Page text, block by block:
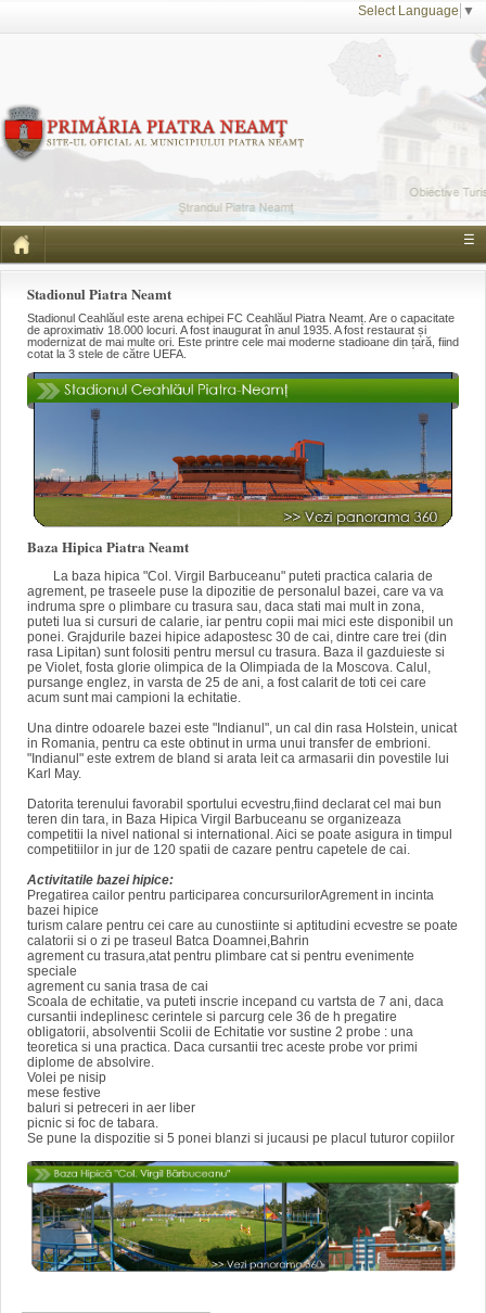
Select Language ▼
☰
Stadionul Piatra Neamt
Stadionul Ceahlăul este arena echipei FC Ceahlăul Piatra Neamț. Are o capacitate
de aproximativ 18.000 locuri. A fost inaugurat în anul 1935. A fost restaurat și
modernizat de mai multe ori. Este printre cele mai moderne stadioane din țară, fiind
cotat la 3 stele de către UEFA.
Baza Hipica Piatra Neamt
La baza hipica "Col. Virgil Barbuceanu" puteti practica calaria de
agrement, pe traseele puse la dipozitie de personalul bazei, care va va
indruma spre o plimbare cu trasura sau, daca stati mai mult in zona,
puteti lua si cursuri de calarie, iar pentru copii mai mici este disponibil un
ponei. Grajdurile bazei hipice adapostesc 30 de cai, dintre care trei (din
rasa Lipitan) sunt folositi pentru mersul cu trasura. Baza il gazduieste si
pe Violet, fosta glorie olimpica de la Olimpiada de la Moscova. Calul,
pursange englez, in varsta de 25 de ani, a fost calarit de toti cei care
acum sunt mai campioni la echitatie.
Una dintre odoarele bazei este "Indianul", un cal din rasa Holstein, unicat
in Romania, pentru ca este obtinut in urma unui transfer de embrioni.
"Indianul" este extrem de bland si arata leit ca armasarii din povestile lui
Karl May.
Datorita terenului favorabil sportului ecvestru,fiind declarat cel mai bun
teren din tara, in Baza Hipica Virgil Barbuceanu se organizeaza
competitii la nivel national si international. Aici se poate asigura in timpul
competitiilor in jur de 120 spatii de cazare pentru capetele de cai.
Activitatile bazei hipice:
Pregatirea cailor pentru participarea concursurilorAgrement in incinta
bazei hipice
turism calare pentru cei care au cunostiinte si aptitudini ecvestre se poate
calatorii si o zi pe traseul Batca Doamnei,Bahrin
agrement cu trasura,atat pentru plimbare cat si pentru evenimente
speciale
agrement cu sania trasa de cai
Scoala de echitatie, va puteti inscrie incepand cu vartsta de 7 ani, daca
cursantii indeplinesc cerintele si parcurg cele 36 de h pregatire
obligatorii, absolventii Scolii de Echitatie vor sustine 2 probe : una
teoretica si una practica. Daca cursantii trec aceste probe vor primi
diplome de absolvire.
Volei pe nisip
mese festive
baluri si petreceri in aer liber
picnic si foc de tabara.
Se pune la dispozitie si 5 ponei blanzi si jucausi pe placul tuturor copiilor